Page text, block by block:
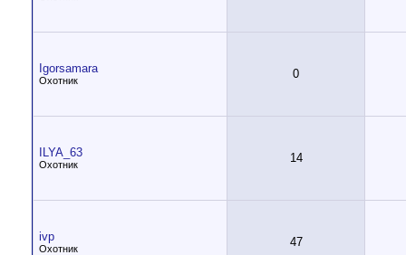
Igorsamara
Охотник 0
ILYA_63
Охотник 14
ivp
Охотник 47